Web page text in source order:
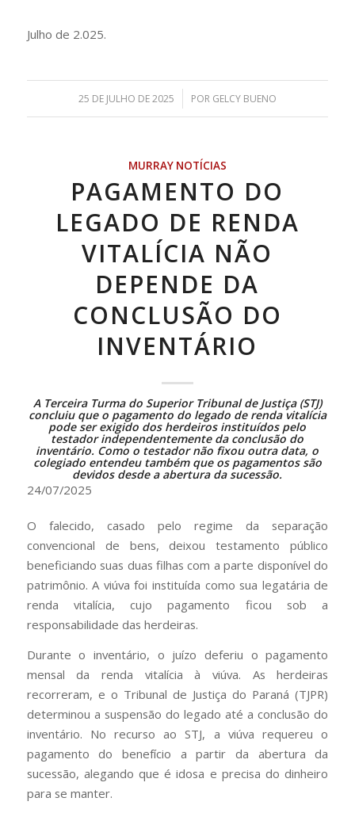
Julho de 2.025.
25 DE JULHO DE 2025
/ POR GELCY BUENO
MURRAY NOTÍCIAS
PAGAMENTO DO
LEGADO DE RENDA
VITALÍCIA NÃO
DEPENDE DA
CONCLUSÃO DO
INVENTÁRIO
A Terceira Turma do Superior Tribunal de Justiça (STJ)
concluiu que o pagamento do legado de renda vitalícia
pode ser exigido dos herdeiros instituídos pelo
testador independentemente da conclusão do
inventário. Como o testador não fixou outra data, o
colegiado entendeu também que os pagamentos são
devidos desde a abertura da sucessão.
24/07/2025
O falecido, casado pelo regime da separação
convencional de bens, deixou testamento público
beneficiando suas duas filhas com a parte disponível do
patrimônio. A viúva foi instituída como sua legatária de
renda vitalícia, cujo pagamento ficou sob a
responsabilidade das herdeiras.
Durante o inventário, o juízo deferiu o pagamento
mensal da renda vitalícia à viúva. As herdeiras
recorreram, e o Tribunal de Justiça do Paraná (TJPR)
determinou a suspensão do legado até a conclusão do
inventário. No recurso ao STJ, a viúva requereu o
pagamento do benefício a partir da abertura da
sucessão, alegando que é idosa e precisa do dinheiro
para se manter.